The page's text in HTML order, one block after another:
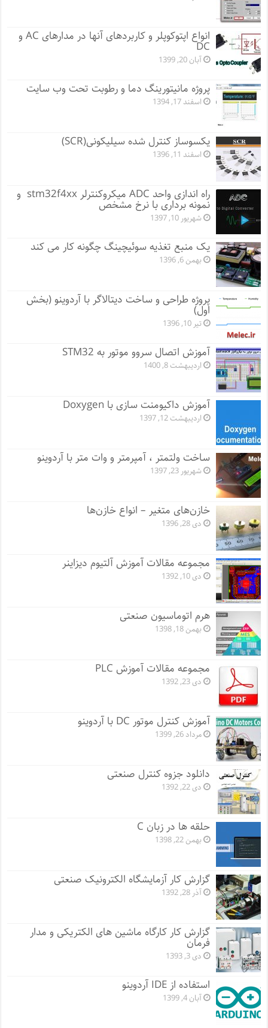
انواع اپتوکوپلر و کاربردهای آنها در مدارهای AC و
DC
آبان 20, 1399
پروژه مانيتورينگ دما و رطوبت تحت وب سایت
اسفند 17, 1394
یکسوساز کنترل شده سیلیکونی(SCR)
اسفند 11, 1396
راه اندازی واحد ADC میکروکنترلر stm32f4xx و
نمونه برداری با نرخ مشخص
شهریور 10, 1397
یک منبع تغذیه سوئیچینگ چگونه کار می کند
بهمن 6, 1396
پروژه طراحی و ساخت دیتالاگر با آردوینو (بخش
اول)
تیر 10, 1396
آموزش اتصال سروو موتور به STM32
اردیبهشت 8, 1400
آموزش داکیومنت سازی با Doxygen
اردیبهشت 12, 1397
ساخت ولتمتر ، آمپرمتر و وات متر با آردوینو
شهریور 23, 1397
خازن‌های متغیر – انواع خازن‌ها
دی 28, 1396
مجموعه مقالات آموزش آلتیوم دیزاینر
دی 10, 1392
هرم اتوماسیون صنعتی
بهمن 18, 1398
مجموعه مقالات آموزش PLC
دی 23, 1392
آموزش کنترل موتور DC با آردوینو
مرداد 26, 1399
دانلود جزوه کنترل صنعتی
دی 22, 1392
حلقه ها در زبان C
بهمن 22, 1398
گزارش کار آزمایشگاه الکترونیک صنعتی
آذر 28, 1392
گزارش کار کارگاه ماشین های الکتریکی و مدار
فرمان
دی 3, 1393
استفاده از IDE آردوینو
آبان 4, 1399